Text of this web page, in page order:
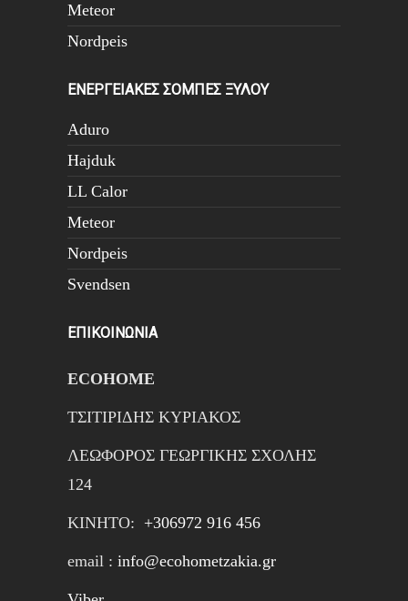
Meteor
Nordpeis
ΕΝΕΡΓΕΙΑΚΕΣ ΣΟΜΠΕΣ ΞΥΛΟΥ
Aduro
Hajduk
LL Calor
Meteor
Nordpeis
Svendsen
ΕΠΙΚΟΙΝΩΝΙΑ
ECOHOME
ΤΣΙΤΙΡΙΔΗΣ ΚΥΡΙΑΚΟΣ
ΛΕΩΦΟΡΟΣ ΓΕΩΡΓΙΚΗΣ ΣΧΟΛΗΣ
124
ΚΙΝΗTΟ: +306972 916 456
email : info@ecohometzakia.gr